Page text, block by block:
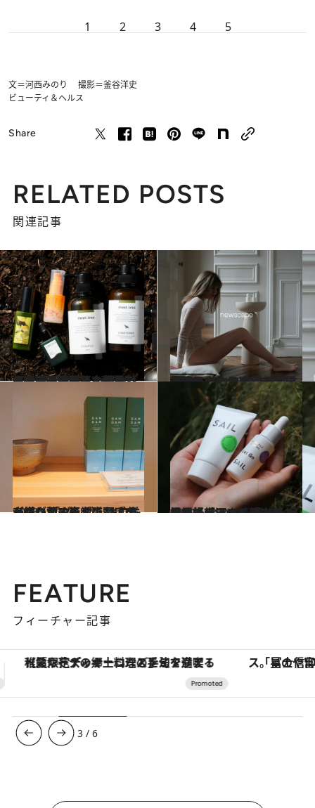
1 2 3 4 5
文＝河西みのり 撮影＝釜谷洋史
ビューティ＆ヘルス
Share
RELATED POSTS
関連記事
2024.4.13
《関東・中部篇を読む》【東京・長野ほか溺愛コスメ5選】 あんこ専門店のコスメが凄い。森林浴 気分を楽しめる木曽桧シャンプーほか
ビューティ＆ヘルス 2023.12.6
「原価率は10～20％が一般的」 という化粧品業界で50％以上を実現 誠実すぎるスキンケアブランドに注目
ビューティ＆ヘルス
2023.10.20
京都が薫る街・祇園にオープン 「ダムダム トウキョウ」初の直営店 は和洋が織りなすモダンなブティック
ビューティ＆ヘルス 2022.10.18
複雑で奥深い植物由来の香りで 今のコンディションを好転できる 時代を捉えた新ブランド「SAIL」登場
ビューティ＆ヘルス
FEATURE
フィーチャー記事
「星のや富士」でデジタルデトックス。冨士信仰の歴史を辿り、心身を調える。 【銀座で出合う最旬美容】美髪ケアや上質
3 /6